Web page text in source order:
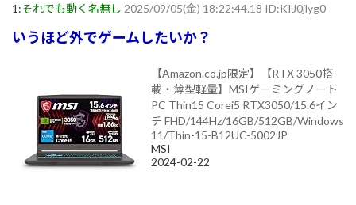
1:それでも動く名無し 2025/09/05(金) 18:22:44.18 ID:KIJ0jlyg0
いうほど外でゲームしたいか？
【Amazon.co.jp限定】【RTX 3050搭
載・薄型軽量】MSIゲーミングノート
PC Thin15 Corei5 RTX3050/15.6イン
チ FHD/144Hz/16GB/512GB/Windows
11/Thin-15-B12UC-5002JP
MSI
2024-02-22